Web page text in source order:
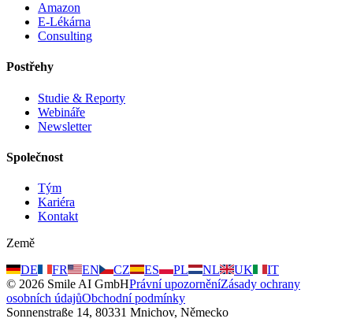
Amazon
E-Lékárna
Consulting
Postřehy
Studie & Reporty
Webináře
Newsletter
Společnost
Tým
Kariéra
Kontakt
Země
DE
FR EN CZ ES PL NL UK
IT
© 2026 Smile AI GmbHPrávní upozorněníZásady ochrany
osobních údajůObchodní podmínky
Sonnenstraße 14, 80331 Mnichov, Německo